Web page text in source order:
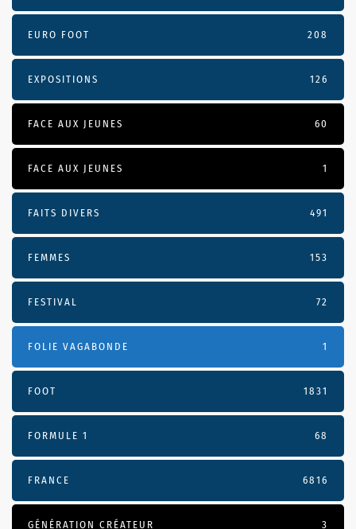
EURO FOOT 208
EXPOSITIONS 126
FACE AUX JEUNES 60
FACE AUX JEUNES 1
FAITS DIVERS 491
FEMMES 153
FESTIVAL 72
FOLIE VAGABONDE 1
FOOT 1831
FORMULE 1 68
FRANCE 6816
GÉNÉRATION CRÉATEUR 3